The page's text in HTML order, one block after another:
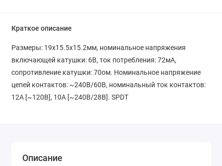
Краткое описание
Размеры: 19x15.5x15.2мм, номинальное напряжения
включающей катушки: 6В, ток потребления: 72мА,
сопротивление катушки: 70ом. Номинальное напряжение
цепей контактов: ~240В/60В, номинальный ток контактов:
12А [~120В], 10А [~240В/28В]. SPDT
Описание